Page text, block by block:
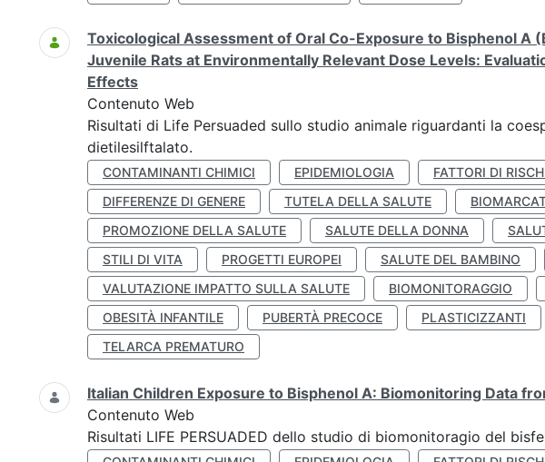
Toxicological Assessment of Oral Co-Exposure to Bisphenol A
Juvenile Rats at Environmentally Relevant Dose Levels:
Effects
Contenuto Web
Risultati di Life Persuaded sullo studio animale riguardanti la
dietilesilftalato.
CONTAMINANTI CHIMICI EPIDEMIOLOGIA FATTORI DI
DIFFERENZE DI GENERE
TUTELA DELLA SALUTE
PROMOZIONE DELLA SALUTE
SALUTE DELLA DONNA
STILI DI VITA
PROGETTI EUROPEI SALUTE DEL BAMBINO
VALUTAZIONE IMPATTO SULLA SALUTE
BIOMONITORAGGIO
OBESITÀ INFANTILE
PUBERTÀ PRECOCE PLASTICIZZANTI
TELARCA PREMATURO
Italian Children Exposure to Bisphenol A: Biomonitoring Data
Contenuto Web
Risultati LIFE PERSUADED dello studio di biomonitoragio del